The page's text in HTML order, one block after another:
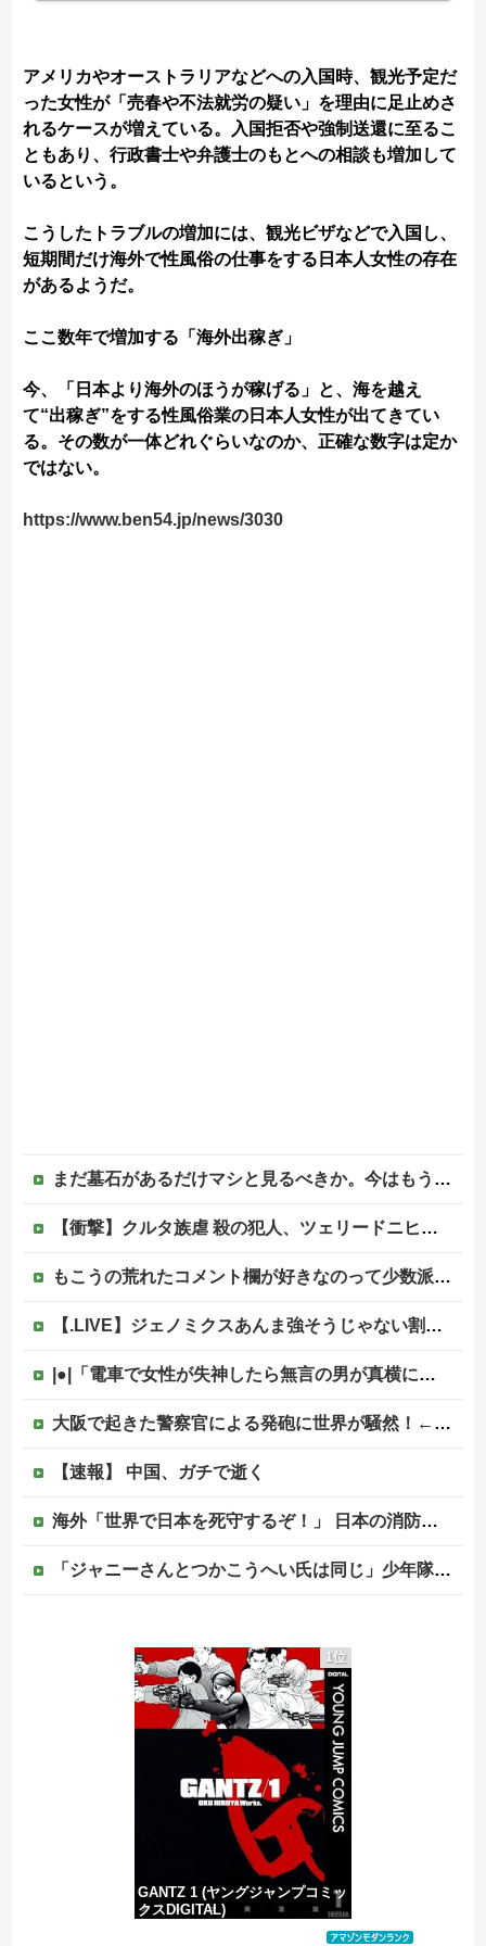
アメリカやオーストラリアなどへの入国時、観光予定だ
った女性が「売春や不法就労の疑い」を理由に足止めさ
れるケースが増えている。入国拒否や強制送還に至るこ
ともあり、行政書士や弁護士のもとへの相談も増加して
いるという。
こうしたトラブルの増加には、観光ビザなどで入国し、
短期間だけ海外で性風俗の仕事をする日本人女性の存在
があるようだ。
ここ数年で増加する「海外出稼ぎ」
今、「日本より海外のほうが稼げる」と、海を越え
て“出稼ぎ”をする性風俗業の日本人女性が出てきてい
る。その数が一体どれぐらいなのか、正確な数字は定か
ではない。
https://www.ben54.jp/news/3030
まだ墓石があるだけマシと見るべきか。今はもう合葬墓ばかり
【衝撃】クルタ族虐 殺の犯人、ツェリードニヒで確定！クロロの演劇のせいで2人も無駄死ににwwww
もこうの荒れたコメント欄が好きなのって少数派なのか？
【.LIVE】ジェノミクスあんま強そうじゃない割に高そうという恐竜デッキの宿命を背負ってる他
|●|「電車で女性が失神したら無言の男が真横についてきた」とタレントが主張、虚言疑惑が出ると「その男の垢を発見した」と追加主張するも……
大阪で起きた警察官による発砲に世界が騒然！←「日本がアメリカ化してきている」（海外の反応）
【速報】 中国、ガチで逝く
海外「世界で日本を死守するぞ！」 日本の消防署を訪れたちびっ子集団が世界をメロメロに
「ジャニーさんとつかこうへい氏は同じ」少年隊・錦織一清が明かすレジェンドの共通点と我流の演出論
【訃報】ツルマルツヨシが死去 31歳
【速報】病院の屋上で「死神に扮して」患者をじっと見つめていた男性を逮捕
【移民政策反対】イオンの売り場で唐揚げを食う中国人の子供
1位
GANTZ 1 (ヤングジャンプコミッ
クスDIGITAL)